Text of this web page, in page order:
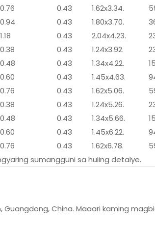
0.76 0.43 1.62x3.34.
0.94 0.43 1.80x3.70.
1.18 0.43 2.04x4.23.
0.38 0.43 1.24x3.92.
0.48 0.43 1.34x4.22.
0.60 0.43 1.45x4.63.
0.76 0.43 1.62x5.06.
0.38 0.43 1.24x5.26.
0.48 0.43 1.34x5.66.
0.60 0.43 1.45x6.22.
0.76 0.43 1.62x6.78.
sumangguni sa huling detalye.
China. Maaari kaming